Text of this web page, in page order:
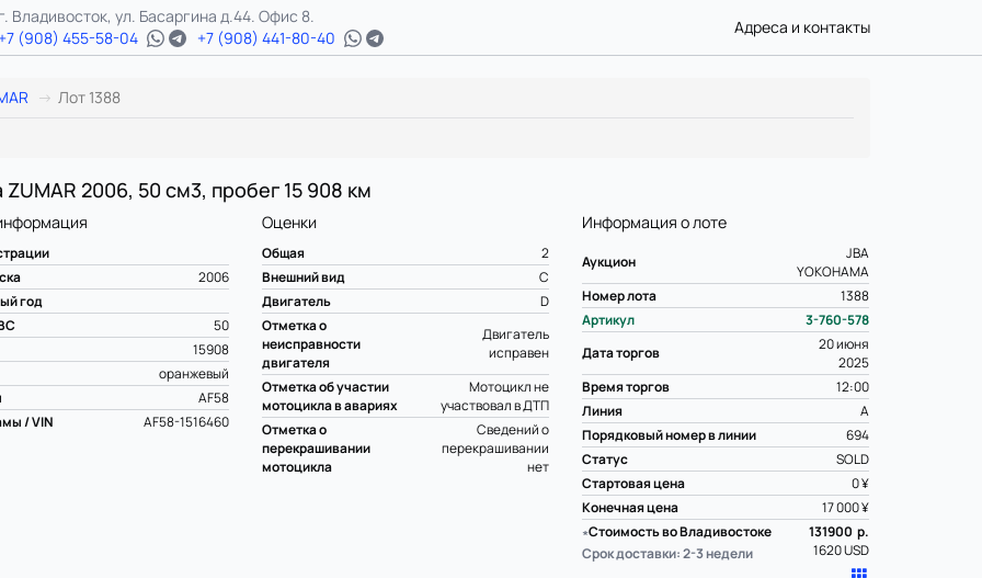
Владивосток, ул. Басаргина д.44. Офис 8.
(908) 455-58-04
+7 (908) 441-80-40
Адреса и контакты
Лот 1388
2006, 50 см3, пробег 15 908 км
Информация о лоте
Аукцион
JBA
YOKOHAMA
Номер лота
1388
Артикул
3-760-578
Дата торгов
20 июня
2025
Время торгов
12:00
Линия
A
Порядковый номер в линии
694
Статус
SOLD
Стартовая цена
0 ¥
Конечная цена
17 000 ¥
∗Стоимость во Владивостоке
Срок доставки: 2-3 недели
131900 р.
1620 USD
2006
год
50
15908
оранжевый
AF58
/ VIN
AF58-1516460
Оценки
Общая
2
Внешний вид
C
Двигатель
D
Отметка о
неисправности
двигателя
Двигатель
исправен
Отметка об участии
мотоцикла в авариях
Мотоцикл не
участвовал в ДТП
Отметка о
перекрашивании
мотоцикла
Сведений о
перекрашивании
нет